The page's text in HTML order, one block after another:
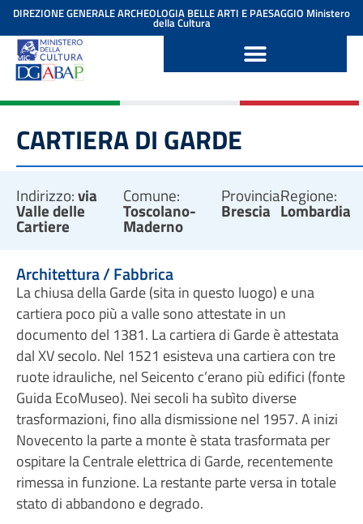
contenuto
DIREZIONE GENERALE ARCHEOLOGIA BELLE ARTI E PAESAGGIO Ministero
della Cultura
CARTIERA DI GARDE
Indirizzo:via
Valle delle
Cartiere
Comune:
Toscolano-
Maderno
Provincia:
Brescia
Regione:
Lombardia
Architettura / Fabbrica
La chiusa della Garde (sita in questo luogo) e una
cartiera poco più a valle sono attestate in un
documento del 1381. La cartiera di Garde è attestata
dal XV secolo. Nel 1521 esisteva una cartiera con tre
ruote idrauliche, nel Seicento c’erano più edifici (fonte
Guida EcoMuseo). Nei secoli ha subìto diverse
trasformazioni, fino alla dismissione nel 1957. A inizi
Novecento la parte a monte è stata trasformata per
ospitare la Centrale elettrica di Garde, recentemente
rimessa in funzione. La restante parte versa in totale
stato di abbandono e degrado.